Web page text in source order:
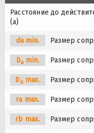
Расстояние до
(a)
da min. Размер
Da min. Размер
Damax. Размер
ra max. Размер
rb max. Размер